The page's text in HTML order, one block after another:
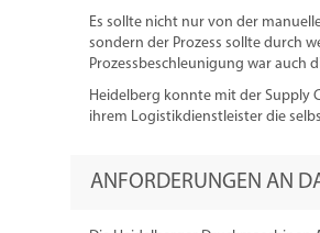
Es sollte nicht nur von der
sondern der Prozess sollte durch
Prozessbeschleunigung war auch
Heidelberg konnte mit der Supply
ihrem Logistikdienstleister die
ANFORDERUNGEN AN